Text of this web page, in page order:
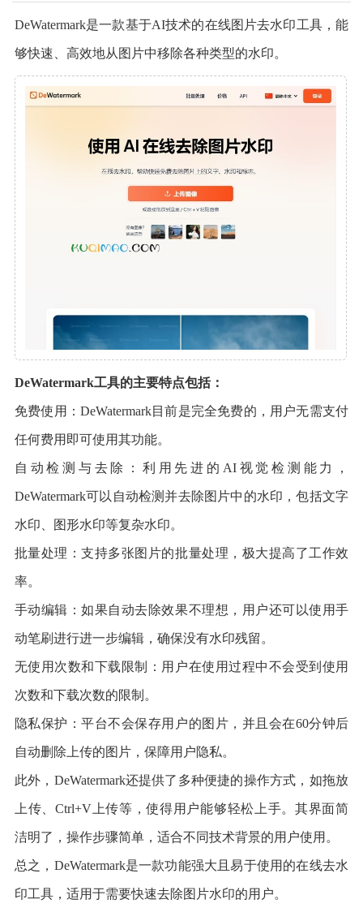
DeWatermark是一款基于AI技术的在线图片去水印工具，能
够快速、高效地从图片中移除各种类型的水印。
DeWatermark工具的主要特点包括：
免费使用：DeWatermark目前是完全免费的，用户无需支付
任何费用即可使用其功能。
自动检测与去除：利用先进的AI视觉检测能力，
DeWatermark可以自动检测并去除图片中的水印，包括文字
水印、图形水印等复杂水印。
批量处理：支持多张图片的批量处理，极大提高了工作效
率。
手动编辑：如果自动去除效果不理想，用户还可以使用手
动笔刷进行进一步编辑，确保没有水印残留。
无使用次数和下载限制：用户在使用过程中不会受到使用
次数和下载次数的限制。
隐私保护：平台不会保存用户的图片，并且会在60分钟后
自动删除上传的图片，保障用户隐私。
此外，DeWatermark还提供了多种便捷的操作方式，如拖放
上传、Ctrl+V上传等，使得用户能够轻松上手。其界面简
洁明了，操作步骤简单，适合不同技术背景的用户使用。
总之，DeWatermark是一款功能强大且易于使用的在线去水
印工具，适用于需要快速去除图片水印的用户。